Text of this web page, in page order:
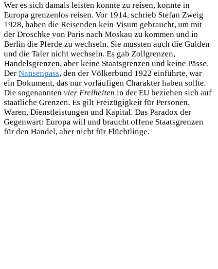
Wer es sich damals leisten konnte zu reisen, konnte in
Europa grenzenlos reisen. Vor 1914, schrieb Stefan Zweig
1928, haben die Reisenden kein Visum gebraucht, um mit
der Droschke von Paris nach Moskau zu kommen und in
Berlin die Pferde zu wechseln. Sie mussten auch die Gulden
und die Taler nicht wechseln. Es gab Zollgrenzen,
Handelsgrenzen, aber keine Staatsgrenzen und keine Pässe.
Der Nansenpass, den der Völkerbund 1922 einführte, war
ein Dokument, das nur vorläufigen Charakter haben sollte.
Die sogenannten vier Freiheiten in der EU beziehen sich auf
staatliche Grenzen. Es gilt Freizügigkeit für Personen,
Waren, Dienstleistungen und Kapital. Das Paradox der
Gegenwart: Europa will und braucht offene Staatsgrenzen
für den Handel, aber nicht für Flüchtlinge.